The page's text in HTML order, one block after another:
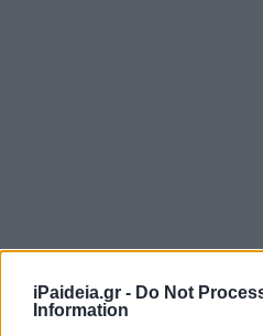
iPaideia.gr - Do Not
Information